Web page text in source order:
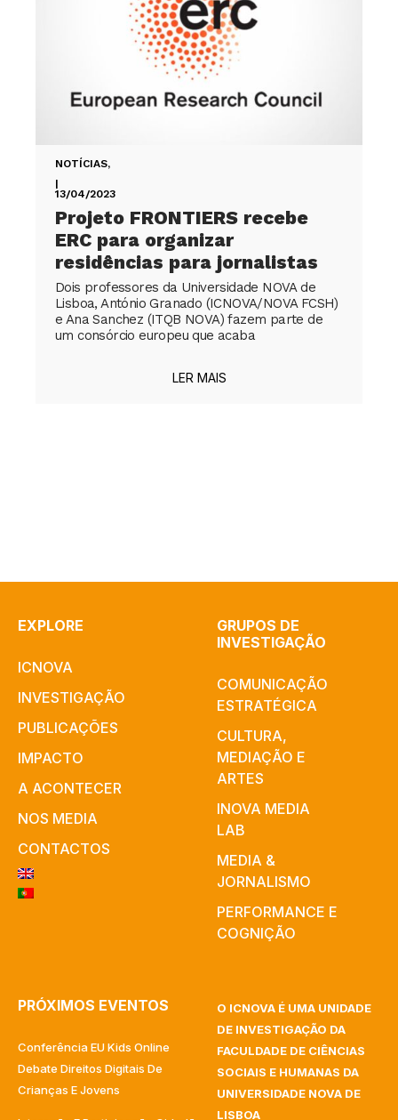
NOTÍCIAS,
|
13/04/2023
Projeto FRONTIERS recebe
ERC para organizar
residências para jornalistas
Dois professores da Universidade NOVA de
Lisboa, António Granado (ICNOVA/NOVA FCSH)
e Ana Sanchez (ITQB NOVA) fazem parte de
um consórcio europeu que acaba
LER MAIS
EXPLORE
ICNOVA
INVESTIGAÇÃO
PUBLICAÇÕES
IMPACTO
A ACONTECER
NOS MEDIA
CONTACTOS
GRUPOS DE
INVESTIGAÇÃO
COMUNICAÇÃO
ESTRATÉGICA
CULTURA,
MEDIAÇÃO E
ARTES​
INOVA MEDIA
LAB
MEDIA &
JORNALISMO
PERFORMANCE E
COGNIÇÃO
PRÓXIMOS EVENTOS
Conferência EU Kids Online
Debate Direitos Digitais De
Crianças E Jovens
O ICNOVA É UMA UNIDADE
DE INVESTIGAÇÃO DA
FACULDADE DE CIÊNCIAS
SOCIAIS E HUMANAS DA
UNIVERSIDADE NOVA DE
LISBOA